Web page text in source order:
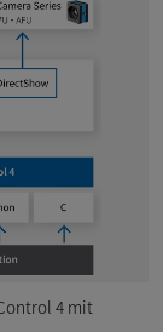
4 mit